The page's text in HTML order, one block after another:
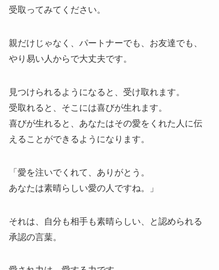
受取ってみてください。
親だけじゃなく、パートナーでも、お友達でも、
やり易い人からで大丈夫です。
見つけられるようになると、受け取れます。
受取れると、そこには喜びが生れます。
喜びが生れると、あなたはその愛をくれた人に伝
えることができるようになります。
「愛を注いでくれて、ありがとう。
あなたは素晴らしい愛の人ですね。」
それは、自分も相手も素晴らしい、と認められる
承認の言葉。